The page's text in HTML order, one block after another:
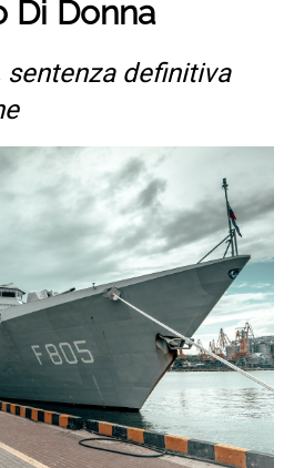
Di Donna
definitiva